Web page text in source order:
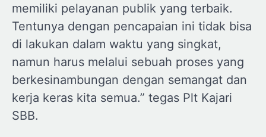
memiliki pelayanan publik yang terbaik.
Tentunya dengan pencapaian ini tidak bisa
di lakukan dalam waktu yang singkat,
namun harus melalui sebuah proses yang
berkesinambungan dengan semangat dan
kerja keras kita semua.” tegas Plt Kajari
SBB.